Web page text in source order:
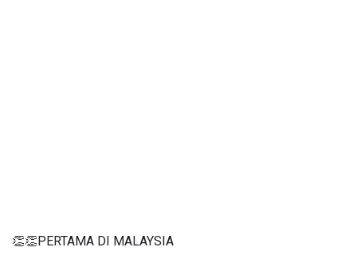
👏👏PERTAMA DI MALAYSIA